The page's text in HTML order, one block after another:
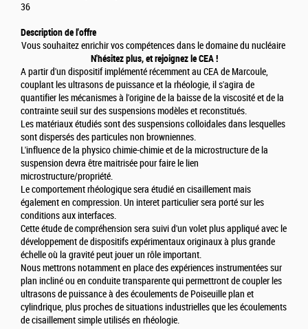
36
Description de l'offre
Vous souhaitez enrichir vos compétences dans le domaine du nucléaire
N'hésitez plus, et rejoignez le CEA !
A partir d'un dispositif implémenté récemment au CEA de Marcoule,
couplant les ultrasons de puissance et la rhéologie, il s'agira de
quantifier les mécanismes à l'origine de la baisse de la viscosité et de la
contrainte seuil sur des suspensions modèles et reconstitués.
Les matériaux étudiés sont des suspensions colloidales dans lesquelles
sont dispersés des particules non browniennes.
L'influence de la physico chimie-chimie et de la microstructure de la
suspension devra être maitrisée pour faire le lien
microstructure/propriété.
Le comportement rhéologique sera étudié en cisaillement mais
également en compression. Un interet particulier sera porté sur les
conditions aux interfaces.
Cette étude de compréhension sera suivi d'un volet plus appliqué avec le
développement de dispositifs expérimentaux originaux à plus grande
échelle où la gravité peut jouer un rôle important.
Nous mettrons notamment en place des expériences instrumentées sur
plan incliné ou en conduite transparente qui permettront de coupler les
ultrasons de puissance à des écoulements de Poiseuille plan et
cylindrique, plus proches de situations industrielles que les écoulements
de cisaillement simple utilisés en rhéologie.